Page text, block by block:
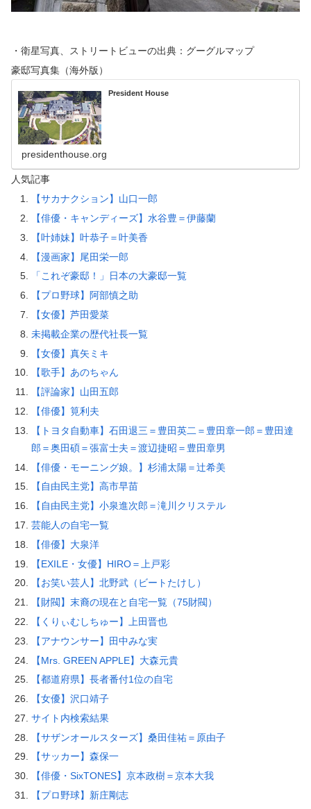
・衛星写真、ストリートビューの出典：グーグルマップ
豪邸写真集（海外版）
President House
presidenthouse.org
人気記事
【サカナクション】山口一郎
【俳優・キャンディーズ】水谷豊＝伊藤蘭
【叶姉妹】叶恭子＝叶美香
【漫画家】尾田栄一郎
「これぞ豪邸！」日本の大豪邸一覧
【プロ野球】阿部慎之助
【女優】芦田愛菜
未掲載企業の歴代社長一覧
【女優】真矢ミキ
【歌手】あのちゃん
【評論家】山田五郎
【俳優】筧利夫
【トヨタ自動車】石田退三＝豊田英二＝豊田章一郎＝豊田達
郎＝奥田碩＝張富士夫＝渡辺捷昭＝豊田章男
【俳優・モーニング娘。】杉浦太陽＝辻希美
【自由民主党】高市早苗
【自由民主党】小泉進次郎＝滝川クリステル
芸能人の自宅一覧
【俳優】大泉洋
【EXILE・女優】HIRO＝上戸彩
【お笑い芸人】北野武（ビートたけし）
【財閥】末裔の現在と自宅一覧（75財閥）
【くりぃむしちゅー】上田晋也
【アナウンサー】田中みな実
【Mrs. GREEN APPLE】大森元貴
【都道府県】長者番付1位の自宅
【女優】沢口靖子
サイト内検索結果
【サザンオールスターズ】桑田佳祐＝原由子
【サッカー】森保一
【俳優・SixTONES】京本政樹＝京本大我
【プロ野球】新庄剛志